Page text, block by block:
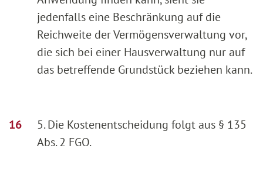
jedenfalls eine Beschränkung auf die
Reichweite der Vermögensverwaltung vor,
die sich bei einer Hausverwaltung nur auf
das betreffende Grundstück beziehen kann.
5. Die Kostenentscheidung folgt aus § 135
Abs. 2 FGO.